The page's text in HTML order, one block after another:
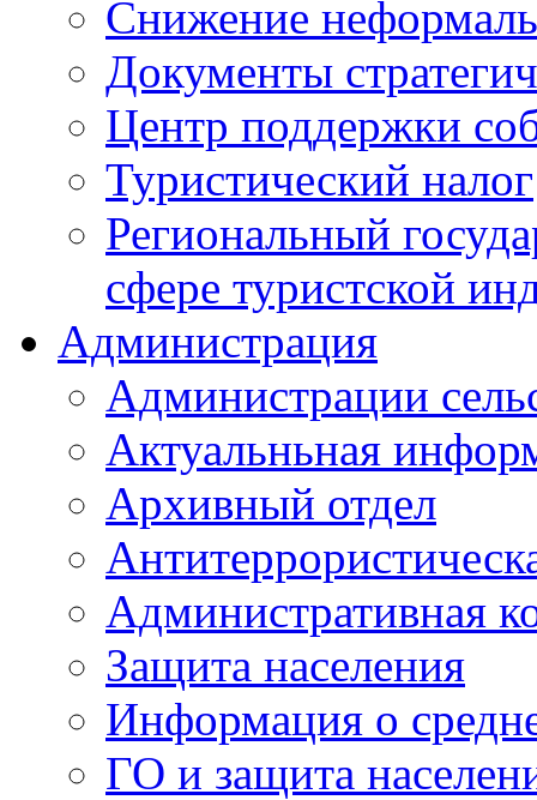
Снижение
Документы
Центр поддержки
Туристический налог
Региональный
сфере туристской
Администрация
Администрации
Актуальньная
Архивный отдел
Административная
Защита населения
Информация о
ГО и защита